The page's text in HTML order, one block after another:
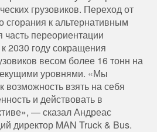
грузовиков. Переход от
сгорания к альтернативным
переориентации
2030 году сокращения
весом более 16 тонн на
уровнями. «Мы
возможность взять на себя
и действовать в
— сказал Андреас
директор MAN Truck & Bus.